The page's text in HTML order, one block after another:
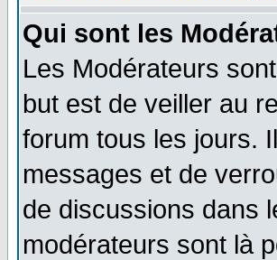
Qui sont les
Les Modérateurs
but est de veiller au
forum tous les jours.
messages et de
de discussions dans
modérateurs sont là